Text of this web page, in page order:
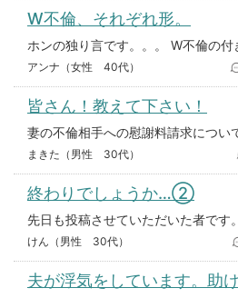
W不倫、それぞれ形。
アンナ（女性 40代）
皆さん！教えて下さい！
まきた（男性 30代）
終わりでしょうか…②
けん（男性 30代）
夫が浮気をしています。助